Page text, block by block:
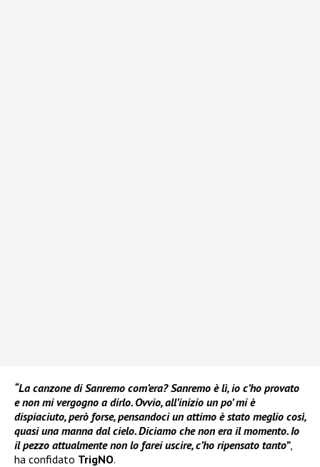
“La canzone di Sanremo com’era? Sanremo è lì, io c’ho provato
e non mi vergogno a dirlo. Ovvio, all’inizio un po’ mi è
dispiaciuto, però forse, pensandoci un attimo è stato meglio così,
quasi una manna dal cielo. Diciamo che non era il momento. Io
il pezzo attualmente non lo farei uscire, c’ho ripensato tanto”,
ha confidato TrigNO.